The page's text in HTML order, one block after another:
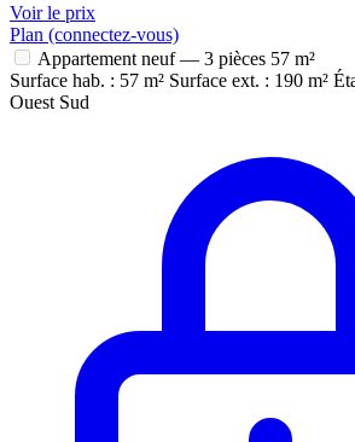
Voir le prix
Plan (connectez-vous)
Appartement neuf — 3 pièces 57 m²
Surface hab. : 57 m² Surface ext. : 190 m²
Ouest Sud